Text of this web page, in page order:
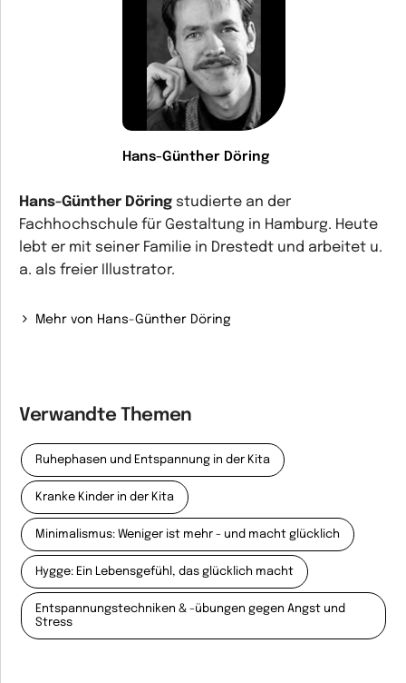
Hans-Günther Döring
Hans-Günther Döring studierte an der
Fachhochschule für Gestaltung in Hamburg. Heute
lebt er mit seiner Familie in Drestedt und arbeitet u.
a. als freier Illustrator.
Mehr von Hans-Günther Döring
Verwandte Themen
Ruhephasen und Entspannung in der Kita
Kranke Kinder in der Kita
Minimalismus: Weniger ist mehr - und macht glücklich
Hygge: Ein Lebensgefühl, das glücklich macht
Entspannungstechniken & -übungen gegen Angst und
Stress